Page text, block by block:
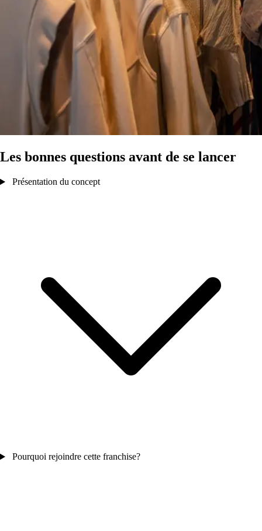
Les bonnes questions avant de se lancer
Présentation du concept
Pourquoi rejoindre cette franchise?